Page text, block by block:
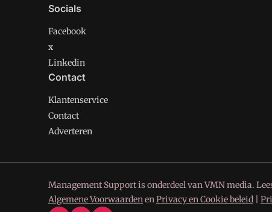
Socials
Facebook
x
Linkedin
Contact
Klantenservice
Contact
Adverteren
Management Support is onderdeel van VMN media.
Algemene VoorwaardenenPrivacy en Cookie beleid